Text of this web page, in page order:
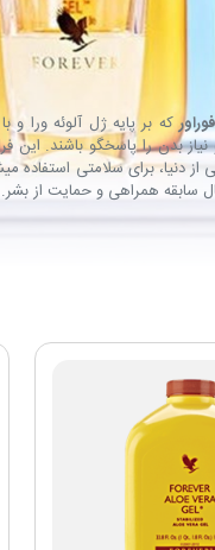
که بر پایه ژل آلوئه ورا و
بدن را پاسخگو باشند. این
برای سلامتی استفاده